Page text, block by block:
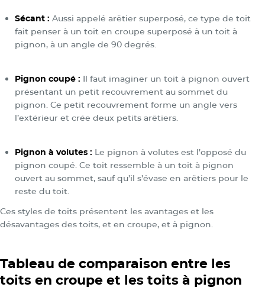
Sécant : Aussi appelé arêtier superposé, ce type de toit
fait penser à un toit en croupe superposé à un toit à
pignon, à un angle de 90 degrés.
Pignon coupé : Il faut imaginer un toit à pignon ouvert
présentant un petit recouvrement au sommet du
pignon. Ce petit recouvrement forme un angle vers
l’extérieur et crée deux petits arêtiers.
Pignon à volutes : Le pignon à volutes est l’opposé du
pignon coupé. Ce toit ressemble à un toit à pignon
ouvert au sommet, sauf qu’il s’évase en arêtiers pour le
reste du toit.
Ces styles de toits présentent les avantages et les
désavantages des toits, et en croupe, et à pignon.
Tableau de comparaison entre les
toits en croupe et les toits à pignon